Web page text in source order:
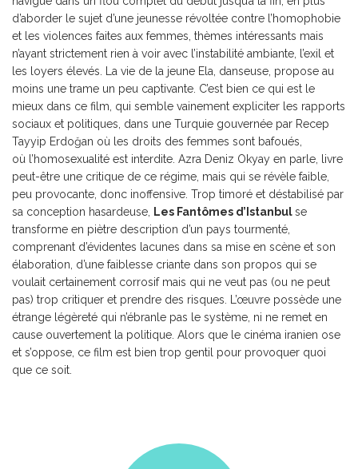
d’aborder le sujet d’une jeunesse révoltée contre l’homophobie
et les violences faites aux femmes, thèmes intéressants mais
n’ayant strictement rien à voir avec l’instabilité ambiante, l’exil et
les loyers élevés. La vie de la jeune Ela, danseuse, propose au
moins une trame un peu captivante. C’est bien ce qui est le
mieux dans ce film, qui semble vainement expliciter les rapports
sociaux et politiques, dans une Turquie gouvernée par Recep
Tayyip Erdoğan où les droits des femmes sont bafoués,
où l’homosexualité est interdite. Azra Deniz Okyay en parle, livre
peut-être une critique de ce régime, mais qui se révèle faible,
peu provocante, donc inoffensive. Trop timoré et déstabilisé par
sa conception hasardeuse, Les Fantômes d’Istanbulse
transforme en piètre description d’un pays tourmenté,
comprenant d’évidentes lacunes dans sa mise en scène et son
élaboration, d’une faiblesse criante dans son propos qui se
voulait certainement corrosif mais qui ne veut pas (ou ne peut
pas) trop critiquer et prendre des risques. L’œuvre possède une
étrange légèreté qui n’ébranle pas le système, ni ne remet en
cause ouvertement la politique. Alors que le cinéma iranien ose
et s’oppose, ce film est bien trop gentil pour provoquer quoi
que ce soit.